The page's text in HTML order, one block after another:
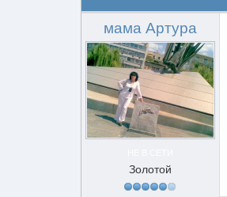
мама Артура
Золотой